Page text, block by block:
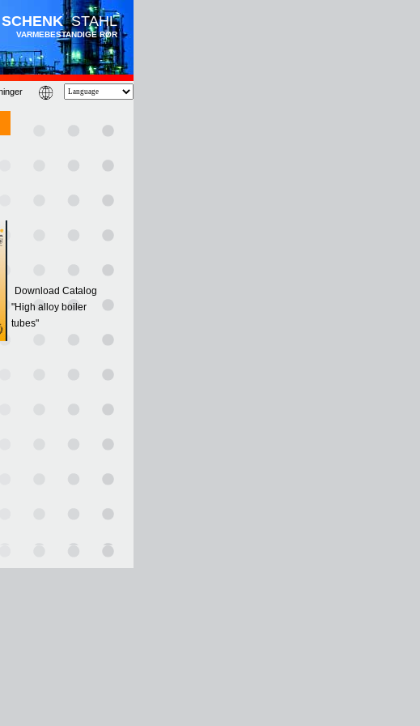
SCHENK STAHL
VARMEBESTANDIGE RØR
Download Catalog
"High alloy boiler
tubes"